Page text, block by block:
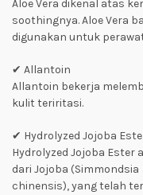
Aloe Vera dikenal atas
soothingnya. Aloe Vera
digunakan untuk
✔ Allantoin
Allantoin bekerja
kulit teriritasi.
✔ Hydrolyzed Jojoba
Hydrolyzed Jojoba Ester
dari Jojoba (Simmondsia
chinensis), yang telah